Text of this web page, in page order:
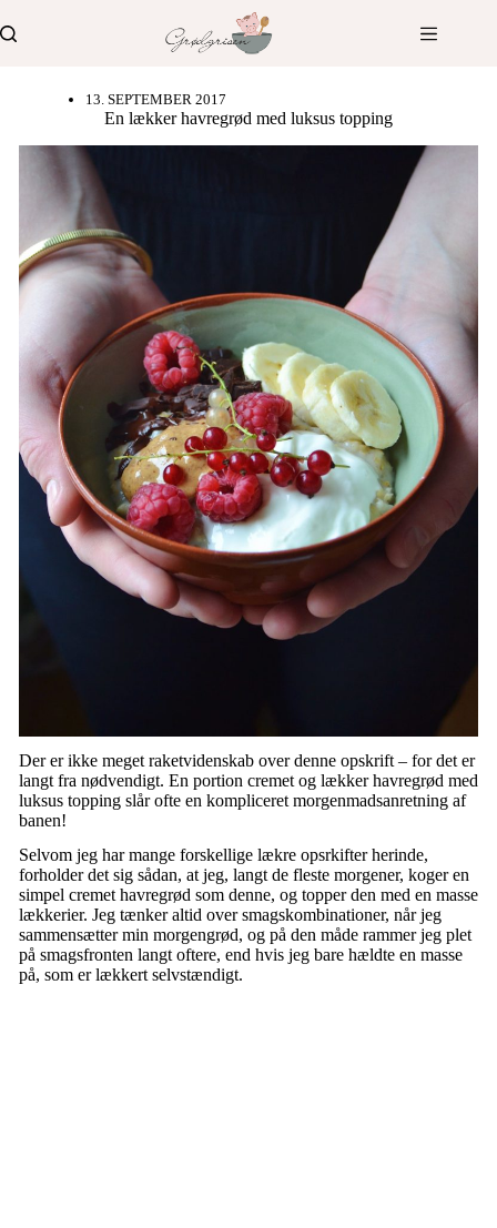
til
indhold
13. SEPTEMBER 2017
En lækker havregrød med luksus topping
Der er ikke meget raketvidenskab over denne opskrift – for det er
langt fra nødvendigt. En portion cremet og lækker havregrød med
luksus topping slår ofte en kompliceret morgenmadsanretning af
banen!
Selvom jeg har mange forskellige lækre opsrkifter herinde,
forholder det sig sådan, at jeg, langt de fleste morgener, koger en
simpel cremet havregrød som denne, og topper den med en masse
lækkerier. Jeg tænker altid over smagskombinationer, når jeg
sammensætter min morgengrød, og på den måde rammer jeg plet
på smagsfronten langt oftere, end hvis jeg bare hældte en masse
på, som er lækkert selvstændigt.